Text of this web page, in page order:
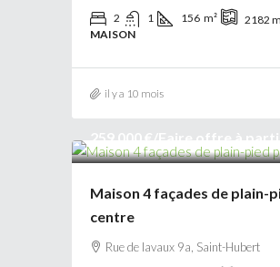
2 1 156 m² 2182
MAISON
il y a 10 mois
259 000 €/Faire offre à
Maison 4 façades de plain-
centre
Rue de lavaux 9a, Saint-Hubert